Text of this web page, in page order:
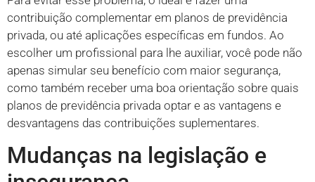
contribuição complementar em planos de previdência
privada, ou até aplicações específicas em fundos. Ao
escolher um profissional para lhe auxiliar, você pode não
apenas simular seu benefício com maior segurança,
como também receber uma boa orientação sobre quais
planos de previdência privada optar e as vantagens e
desvantagens das contribuições suplementares.
Mudanças na legislação e